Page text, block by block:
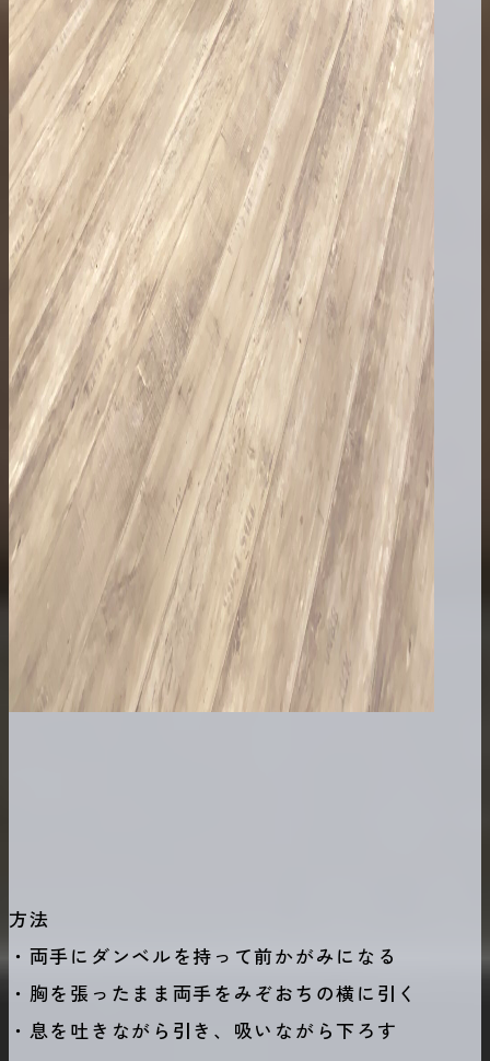
方法
・両手にダンベルを持って前かがみになる
・胸を張ったまま両手をみぞおちの横に引く
・息を吐きながら引き、吸いながら下ろす